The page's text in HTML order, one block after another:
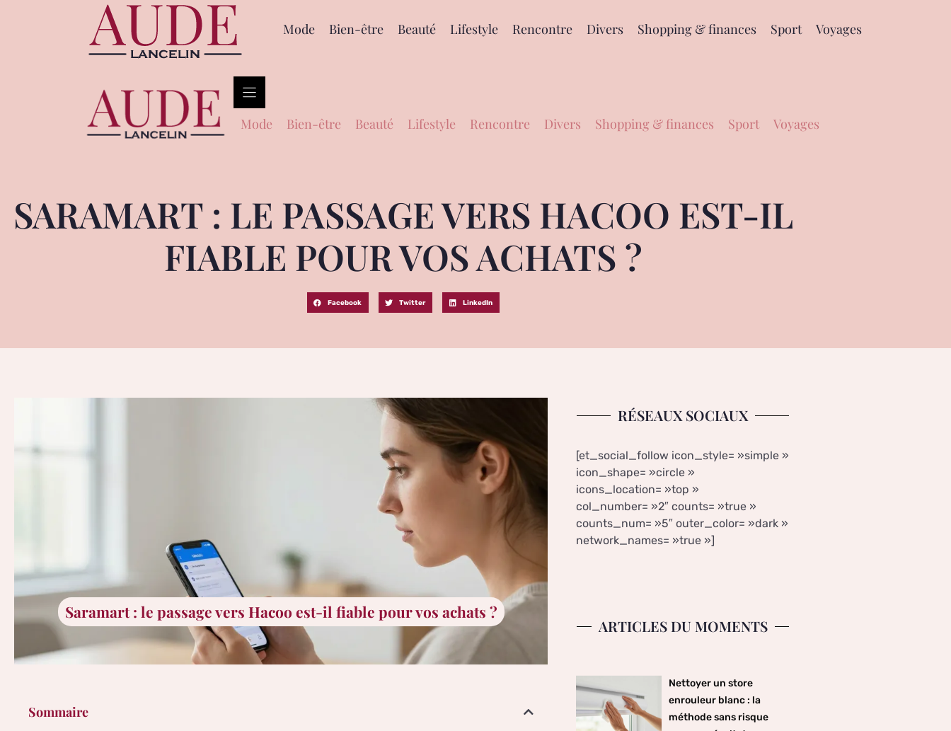
Mode Bien-être Beauté Lifestyle Rencontre Divers Shopping & finances Sport Voyages
Mode Bien-être Beauté Lifestyle Rencontre Divers Shopping & finances Sport Voyages
SARAMART : LE PASSAGE VERS HACOO EST-IL
FIABLE POUR VOS ACHATS ?
Facebook Twitter LinkedIn
Saramart : le passage vers Hacoo est-il fiable pour vos achats ?
Sommaire
RÉSEAUX SOCIAUX
[et_social_follow icon_style= »simple »
icon_shape= »circle »
icons_location= »top »
col_number= »2″ counts= »true »
counts_num= »5″ outer_color= »dark »
network_names= »true »]
ARTICLES DU MOMENTS
Nettoyer un store
enrouleur blanc : la
méthode sans risque